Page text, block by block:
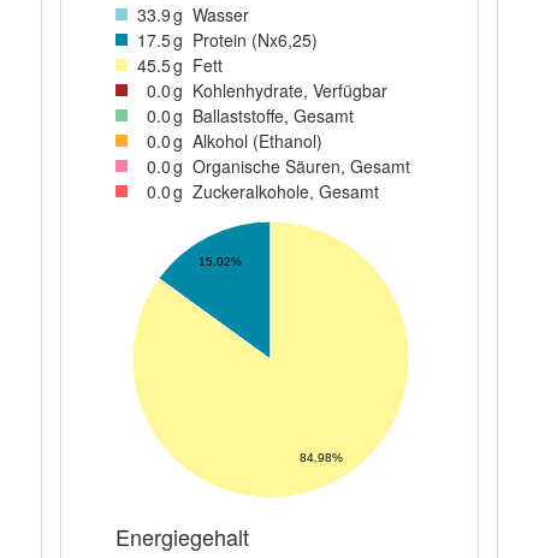
33.9g Wasser
17.5g Protein (Nx6,25)
45.5g Fett
0.0g Kohlenhydrate, Verfügbar
0.0g Ballaststoffe, Gesamt
0.0g Alkohol (Ethanol)
0.0g Organische Säuren, Gesamt
0.0g Zuckeralkohole, Gesamt
15.02%
84.98%
Energiegehalt